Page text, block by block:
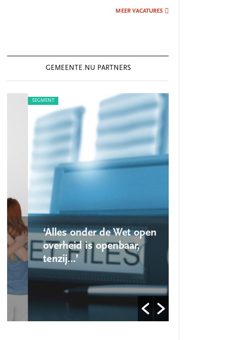
MEER VACATURES
GEMEENTE.NU PARTNERS
SEGMENT
‘Alles onder de Wet open
overheid is openbaar,
tenzij…’